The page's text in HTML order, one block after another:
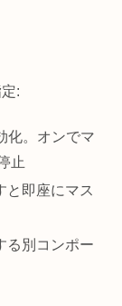
:
化。オンでマ
止
と即座にマス
る別コンポー